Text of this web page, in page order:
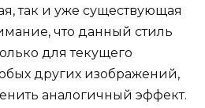
так и уже существующая
что данный стиль
для текущего
других изображений,
аналогичный эффект.